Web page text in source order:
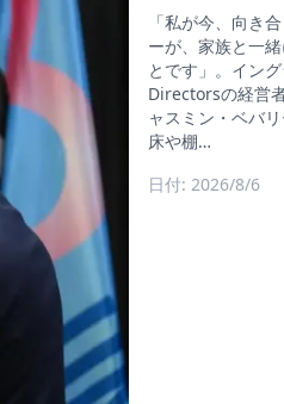
「私が今、向き
ーが、家族と一
とです」。イン
Directorsの経営
ャスミン・ベバ
床や棚…
日付: 2026/8/6